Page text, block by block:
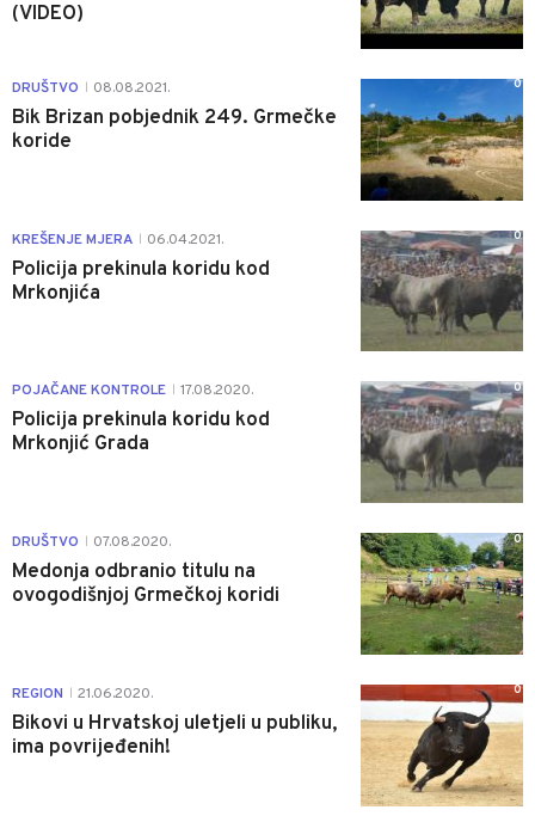
(VIDEO)
DRUŠTVO 08.08.2021.
Bik Brizan pobjednik 249. Grmečke
koride
0
KREŠENJE MJERA 06.04.2021.
Policija prekinula koridu kod
Mrkonjića
0
POJAČANE KONTROLE 17.08.2020.
Policija prekinula koridu kod
Mrkonjić Grada
0
DRUŠTVO 07.08.2020.
Medonja odbranio titulu na
ovogodišnjoj Grmečkoj koridi
0
REGION 21.06.2020.
Bikovi u Hrvatskoj uletjeli u publiku,
ima povrijeđenih!
0